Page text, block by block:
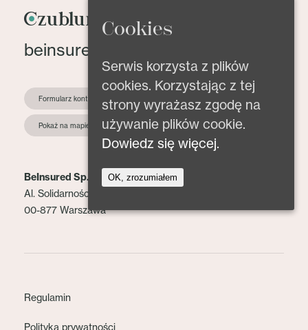
beinsured@beinsured.pl
Formularz kontaktowy
Pokaż na mapie
BeInsured Sp. z o.o.
Al. Solidarności 153 lok. 2
00-877 Warszawa
Regulamin
Polityka prywatności
Cookies
Serwis korzysta z plików
cookies. Korzystając z tej
strony wyrażasz zgodę na
używanie plików cookie.
Dowiedz się więcej.
OK, zrozumiałem